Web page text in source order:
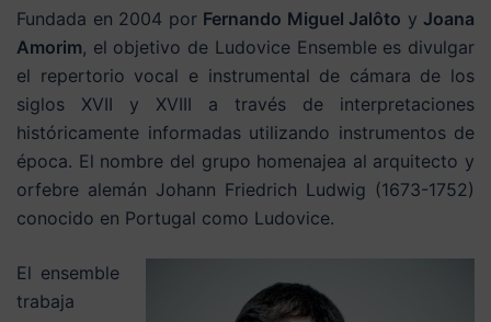
Fundada en 2004 por Fernando Miguel Jalôto y Joana
Amorim, el objetivo de Ludovice Ensemble es divulgar
el repertorio vocal e instrumental de cámara de los
siglos XVII y XVIII a través de interpretaciones
históricamente informadas utilizando instrumentos de
época. El nombre del grupo homenajea al arquitecto y
orfebre alemán Johann Friedrich Ludwig (1673-1752)
conocido en Portugal como Ludovice.
El ensemble
trabaja